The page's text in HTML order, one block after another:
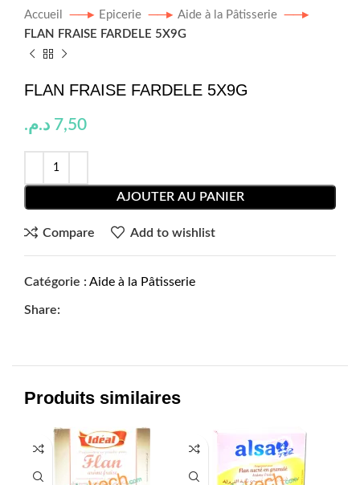
Accueil Epicerie
Aide à la Pâtisserie
FLAN FRAISE FARDELE 5X9G
FLAN FRAISE FARDELE 5X9G
7,50 د.م.
AJOUTER AU PANIER
Compare Add to wishlist
Catégorie : Aide à la Pâtisserie
Share:
Produits similaires